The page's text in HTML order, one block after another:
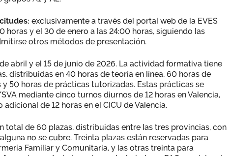
exclusivamente a través del portal web de la EVES
horas y el 30 de enero a las 24:00 horas, siguiendo las
otros métodos de presentación.
abril y el 15 de junio de 2026. La actividad formativa tiene
distribuidas en 40 horas de teoría en línea, 60 horas de
50 horas de prácticas tutorizadas. Estas prácticas se
mediante cinco turnos diurnos de 12 horas en Valencia,
de 12 horas en el CICU de Valencia.
total de 60 plazas, distribuidas entre las tres provincias, con
no se cubre. Treinta plazas están reservadas para
Familiar y Comunitaria, y las otras treinta para